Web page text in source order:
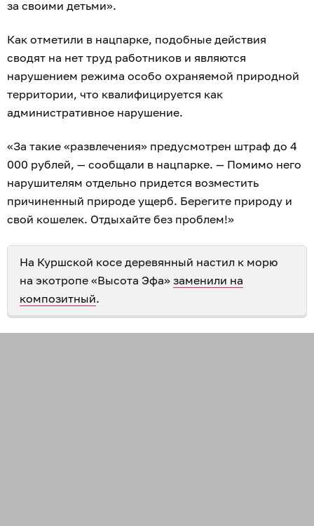
за своими детьми».
Как отметили в нацпарке, подобные действия
сводят на нет труд работников и являются
нарушением режима особо охраняемой природной
территории, что квалифицируется как
административное нарушение.
«За такие «развлечения» предусмотрен штраф до 4
000 рублей, — сообщали в нацпарке. — Помимо него
нарушителям отдельно придется возместить
причиненный природе ущерб. Берегите природу и
свой кошелек. Отдыхайте без проблем!»
На Куршской косе деревянный настил к морю
на экотропе «Высота Эфа» заменили на
композитный.